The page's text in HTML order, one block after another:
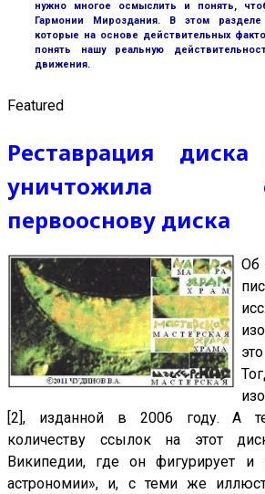
нужно многое осмыслить и понять,
Гармонии Мироздания. В этом
которые на основе действительных
понять нашу реальную
движения.
Featured
Реставрация
уничтожила
первооснову диска
Об
[2], изданной в 2006 году. А
количеству ссылок на этот
Википедии, где он фигурирует и
астрономии», и, с теми же